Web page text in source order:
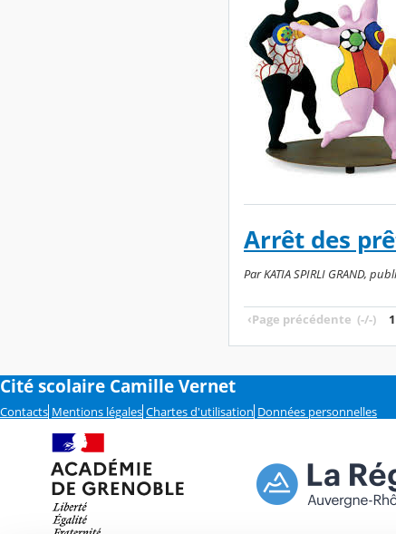
Arrêt des
Par KATIA SPIRLI GRAND,
‹Page précédente (-/-) 1
Cité scolaire Camille Vernet
Contacts Mentions légales Chartes d'utilisation Données personnelles